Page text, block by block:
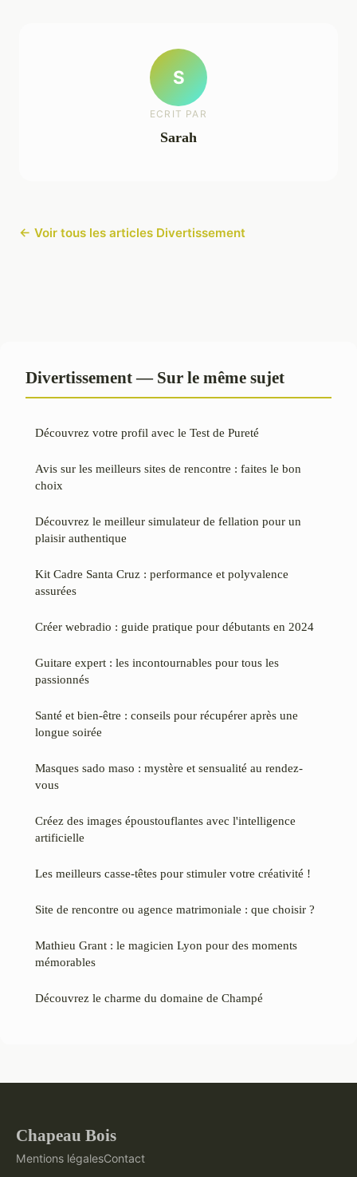
S
ECRIT PAR
Sarah
← Voir tous les articles Divertissement
Divertissement — Sur le même sujet
Découvrez votre profil avec le Test de Pureté
Avis sur les meilleurs sites de rencontre : faites le bon
choix
Découvrez le meilleur simulateur de fellation pour un
plaisir authentique
Kit Cadre Santa Cruz : performance et polyvalence
assurées
Créer webradio : guide pratique pour débutants en 2024
Guitare expert : les incontournables pour tous les
passionnés
Santé et bien-être : conseils pour récupérer après une
longue soirée
Masques sado maso : mystère et sensualité au rendez-
vous
Créez des images époustouflantes avec l'intelligence
artificielle
Les meilleurs casse-têtes pour stimuler votre créativité !
Site de rencontre ou agence matrimoniale : que choisir ?
Mathieu Grant : le magicien Lyon pour des moments
mémorables
Découvrez le charme du domaine de Champé
Chapeau Bois
Mentions légalesContact